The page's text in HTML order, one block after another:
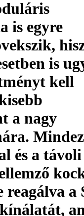
is egyre
is
kell
a nagy
és a távoli
a